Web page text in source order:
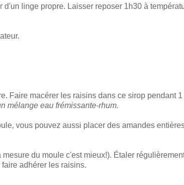
linge propre. Laisser reposer 1h30 à
Faire macérer les raisins dans ce sirop pendant 1
mélange eau frémissante-rhum.
vous pouvez aussi placer des amandes
du moule c'est mieux!). Étaler
adhérer les raisins.